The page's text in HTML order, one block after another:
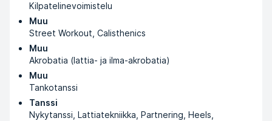
Kilpatelinevoimistelu
Muu
Street Workout, Calisthenics
Muu
Akrobatia (lattia- ja ilma-akrobatia)
Muu
Tankotanssi
Tanssi
Nykytanssi, Lattiatekniikka, Partnering, Heels,